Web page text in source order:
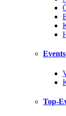
Events
Top-